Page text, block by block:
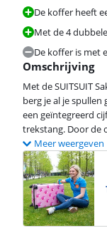
De koffer heeft
Met de 4
De koffer is met
Omschrijving
Met de SUITSUIT
berg je al je
een geïntegreerd
trekstang. Door de
Meer weergeven